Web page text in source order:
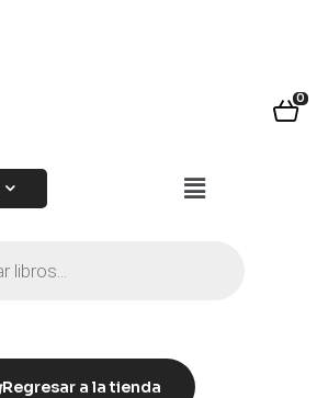
0
Regresar a la tienda